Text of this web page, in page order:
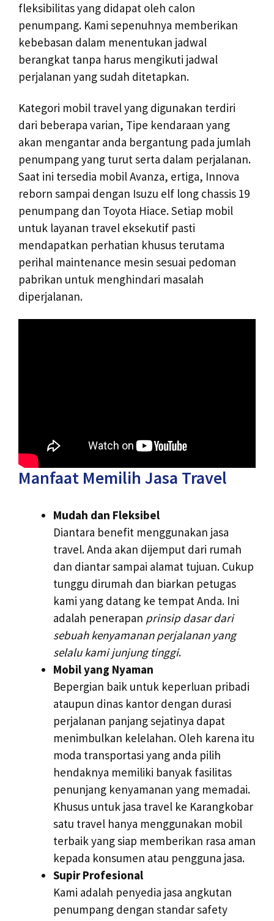
fleksibilitas yang didapat oleh calon
penumpang. Kami sepenuhnya memberikan
kebebasan dalam menentukan jadwal
berangkat tanpa harus mengikuti jadwal
perjalanan yang sudah ditetapkan.
Kategori mobil travel yang digunakan terdiri
dari beberapa varian, Tipe kendaraan yang
akan mengantar anda bergantung pada jumlah
penumpang yang turut serta dalam perjalanan.
Saat ini tersedia mobil Avanza, ertiga, Innova
reborn sampai dengan Isuzu elf long chassis 19
penumpang dan Toyota Hiace. Setiap mobil
untuk layanan travel eksekutif pasti
mendapatkan perhatian khusus terutama
perihal maintenance mesin sesuai pedoman
pabrikan untuk menghindari masalah
diperjalanan.
Manfaat Memilih Jasa Travel
Mudah dan Fleksibel
Diantara benefit menggunakan jasa
travel. Anda akan dijemput dari rumah
dan diantar sampai alamat tujuan. Cukup
tunggu dirumah dan biarkan petugas
kami yang datang ke tempat Anda. Ini
adalah penerapan prinsip dasar dari
sebuah kenyamanan perjalanan yang
selalu kami junjung tinggi.
Mobil yang Nyaman
Bepergian baik untuk keperluan pribadi
ataupun dinas kantor dengan durasi
perjalanan panjang sejatinya dapat
menimbulkan kelelahan. Oleh karena itu
moda transportasi yang anda pilih
hendaknya memiliki banyak fasilitas
penunjang kenyamanan yang memadai.
Khusus untuk jasa travel ke Karangkobar
satu travel hanya menggunakan mobil
terbaik yang siap memberikan rasa aman
kepada konsumen atau pengguna jasa.
Supir Profesional
Kami adalah penyedia jasa angkutan
penumpang dengan standar safety